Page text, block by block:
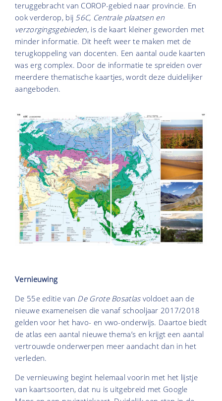
teruggebracht van COROP-gebied naar provincie. En
ook verderop, bij 56C, Centrale plaatsen en
verzorgingsgebieden, is de kaart kleiner geworden met
minder informatie. Dit heeft weer te maken met de
terugkoppeling van docenten. Een aantal oude kaarten
was erg complex. Door de informatie te spreiden over
meerdere thematische kaartjes, wordt deze duidelijker
aangeboden.
Vernieuwing
De 55e editie van De Grote Bosatlasvoldoet aan de
nieuwe exameneisen die vanaf schooljaar 2017/2018
gelden voor het havo- en vwo-onderwijs. Daartoe biedt
de atlas een aantal nieuwe thema’s en krijgt een aantal
vertrouwde onderwerpen meer aandacht dan in het
verleden.
De vernieuwing begint helemaal voorin met het lijstje
van kaartsoorten, dat nu is uitgebreid met Google